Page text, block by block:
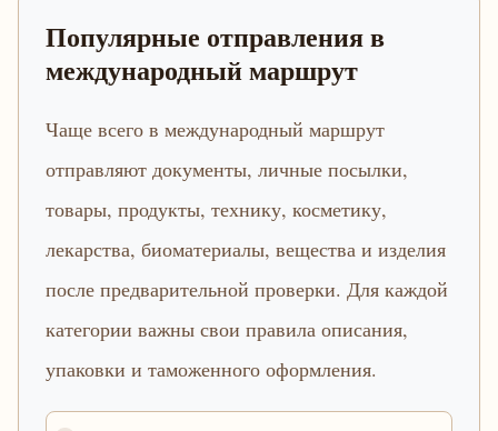
Популярные отправления в
международный маршрут
Чаще всего в международный маршрут
отправляют документы, личные посылки,
товары, продукты, технику, косметику,
лекарства, биоматериалы, вещества и изделия
после предварительной проверки. Для каждой
категории важны свои правила описания,
упаковки и таможенного оформления.